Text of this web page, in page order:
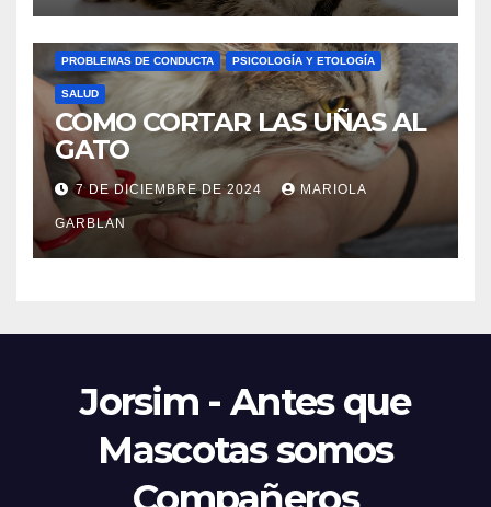
PROBLEMAS DE CONDUCTA PSICOLOGÍA Y ETOLOGÍA
SALUD
COMO CORTAR LAS UÑAS AL
GATO
7 DE DICIEMBRE DE 2024 MARIOLA
GARBLAN
Jorsim - Antes que
Mascotas somos